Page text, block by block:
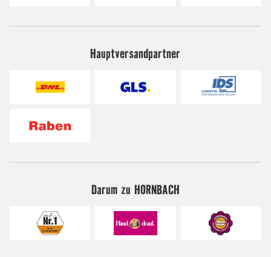
Hauptversandpartner
Darum zu HORNBACH